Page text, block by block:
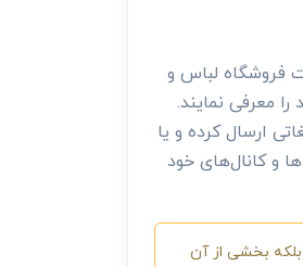
فروشگاه لباس و
معرفی نمایند.
ارسال کرده و یا
و کانال‌های خود
بخشی از آن